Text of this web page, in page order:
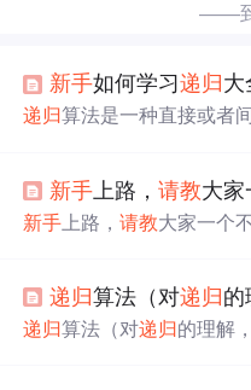
——
新手如何学习递归 大
递归算法是一种直接或者
新手 上路，请教大家
新手 上路，请教大家一个
递归算法（对递归的
递归算法（对递归的理解